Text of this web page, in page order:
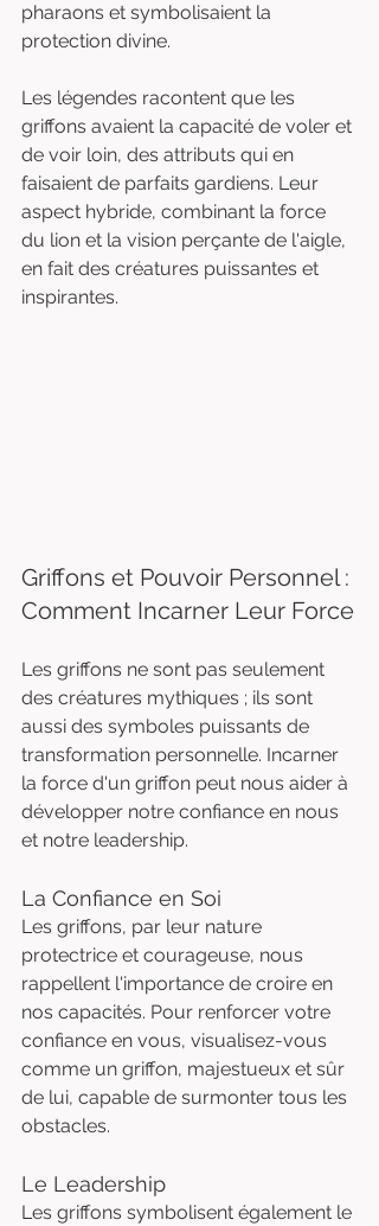
pharaons et symbolisaient la
protection divine.
Les légendes racontent que les
griffons avaient la capacité de voler et
de voir loin, des attributs qui en
faisaient de parfaits gardiens. Leur
aspect hybride, combinant la force
du lion et la vision perçante de l'aigle,
en fait des créatures puissantes et
inspirantes.
Griffons et Pouvoir Personnel :
Comment Incarner Leur Force
Les griffons ne sont pas seulement
des créatures mythiques ; ils sont
aussi des symboles puissants de
transformation personnelle. Incarner
la force d'un griffon peut nous aider à
développer notre confiance en nous
et notre leadership.
La Confiance en Soi
Les griffons, par leur nature
protectrice et courageuse, nous
rappellent l'importance de croire en
nos capacités. Pour renforcer votre
confiance en vous, visualisez-vous
comme un griffon, majestueux et sûr
de lui, capable de surmonter tous les
obstacles.
Le Leadership
Les griffons symbolisent également le